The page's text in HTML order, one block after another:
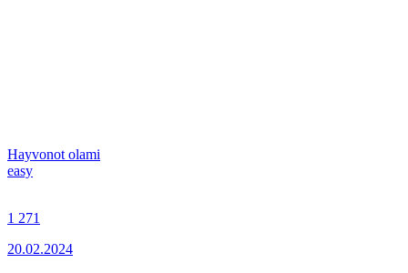
Hayvonot olami
easy
1 271
20.02.2024